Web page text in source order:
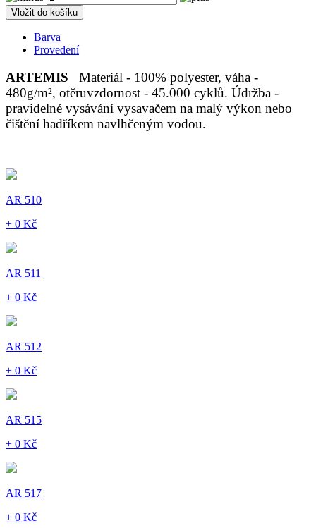
Vložit do košíku
Barva
Provedení
ARTEMIS
Materiál - 100% polyester, váha -
480g/m², otěruvzdornost - 45.000 cyklů. Údržba -
pravidelné vysávání vysavačem na malý výkon nebo
čištění hadříkem navlhčeným vodou.
AR 510
+ 0 Kč
AR 511
+ 0 Kč
AR 512
+ 0 Kč
AR 515
+ 0 Kč
AR 517
+ 0 Kč